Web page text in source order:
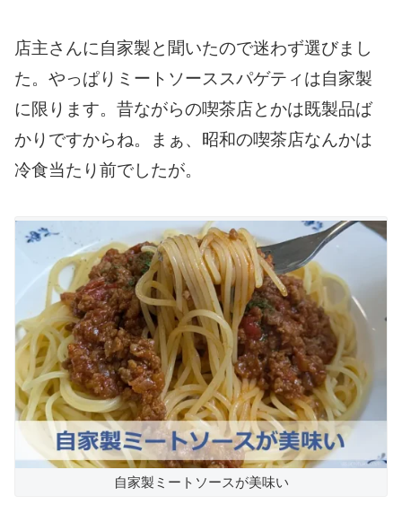
店主さんに自家製と聞いたので迷わず選びまし
た。やっぱりミートソーススパゲティは自家製
に限ります。昔ながらの喫茶店とかは既製品ば
かりですからね。まぁ、昭和の喫茶店なんかは
冷食当たり前でしたが。
自家製ミートソースが美味い